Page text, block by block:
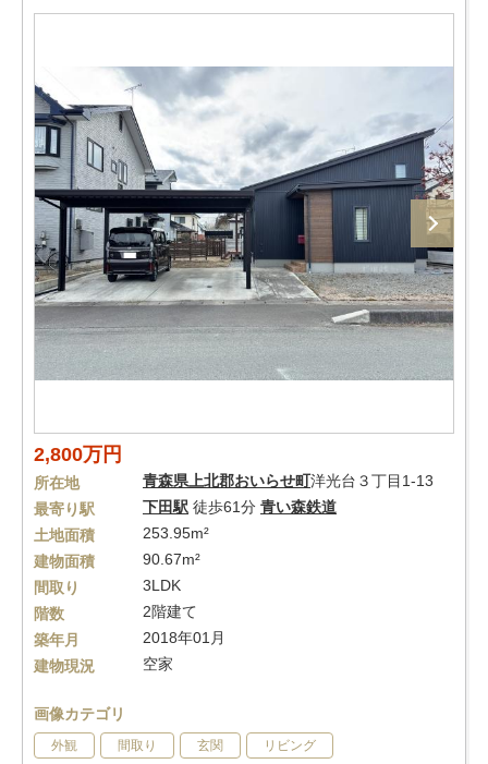
2,800万円
所在地 青森県 上北郡おいらせ町洋光台３丁目1-13
最寄り駅
下田駅 徒歩61分 青い森鉄道
土地面積
253.95m²
建物面積
90.67m²
間取り
3LDK
階数
2階建て
築年月
2018年01月
建物現況
空家
画像カテゴリ
外観 間取り 玄関 リビング